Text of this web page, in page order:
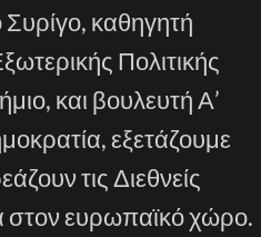
καθηγητή
Πολιτικής
και βουλευτή Α’
εξετάζουμε
τις Διεθνείς
στον ευρωπαϊκό χώρο.